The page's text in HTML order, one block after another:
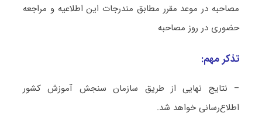
مصاحبه در موعد مقرر مطابق مندرجات این اطلاعیه و مراجعه
حضوری در روز مصاحبه
تذکر مهم:
– نتایج نهایی از طریق سازمان سنجش آموزش کشور
اطلاع‌رسانی خواهد شد.